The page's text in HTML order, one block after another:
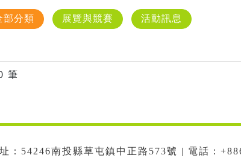
部分類 展覽與競賽 活動訊息
筆
：54246南投縣草屯鎮中正路573號 | 電話：